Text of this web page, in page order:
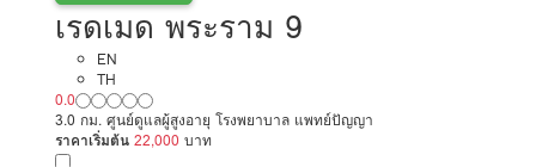
เรดเมด พระราม 9
EN
TH
0.0
3.0 กม. ศูนย์ดูแลผู้สูงอายุ โรงพยาบาล แพทย์ปัญญา
ราคาเริ่มต้น 22,000 บาท